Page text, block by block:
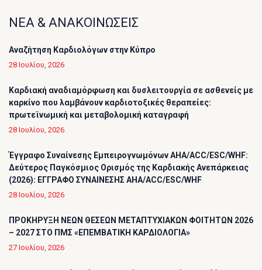
ΝΕΑ & ΑΝΑΚΟΙΝΩΣΕΙΣ
Αναζήτηση Καρδιολόγων στην Κύπρο
28 Ιουλίου, 2026
Καρδιακή αναδιαμόρφωση και δυσλειτουργία σε ασθενείς με
καρκίνο που λαμβάνουν καρδιοτοξικές θεραπείες:
πρωτεϊνωμική και μεταβολομική καταγραφή
28 Ιουλίου, 2026
Έγγραφο Συναίνεσης Εμπειρογνωμόνων AHA/ACC/ESC/WHF:
Δεύτερος Παγκόσμιος Ορισμός της Καρδιακής Ανεπάρκειας
(2026): ΕΓΓΡΑΦΟ ΣΥΝΑΙΝΕΣΗΣ AHA/ACC/ESC/WHF
28 Ιουλίου, 2026
ΠΡΟΚΗΡΥΞΗ ΝΕΩΝ ΘΕΣΕΩΝ ΜΕΤΑΠΤΥΧΙΑΚΩΝ ΦΟΙΤΗΤΩΝ 2026
– 2027 ΣΤΟ ΠΜΣ «ΕΠΕΜΒΑΤΙΚΗ ΚΑΡΔΙΟΛΟΓΙΑ»
27 Ιουλίου, 2026